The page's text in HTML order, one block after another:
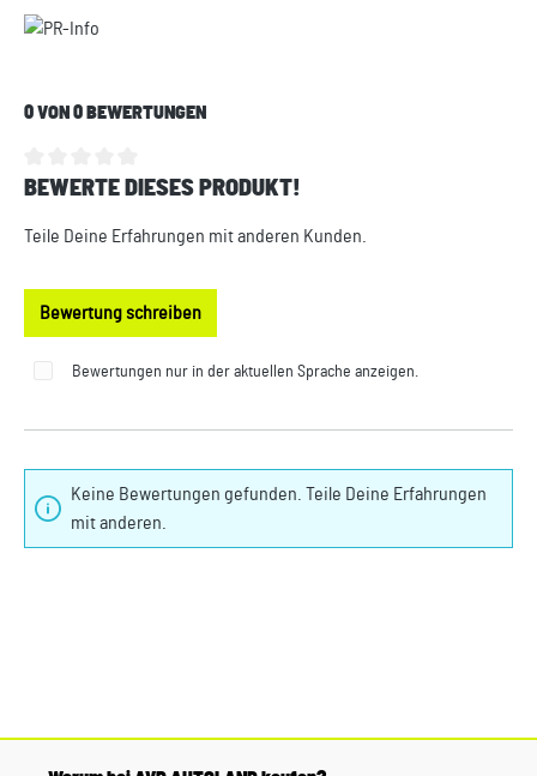
0 VON 0 BEWERTUNGEN
Durchschnittliche Bewertung von 0 von 5 Sternen
BEWERTE DIESES PRODUKT!
Teile Deine Erfahrungen mit anderen Kunden.
Bewertung schreiben
Bewertungen nur in der aktuellen Sprache anzeigen.
Keine Bewertungen gefunden. Teile Deine Erfahrungen
mit anderen.